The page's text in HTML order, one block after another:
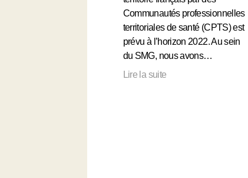
Communautés professionnelles
territoriales de santé (CPTS) est
prévu à l’horizon 2022. Au sein
du SMG, nous avons…
Lire la suite